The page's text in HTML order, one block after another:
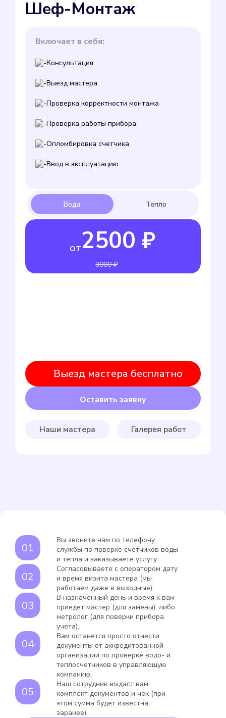
Шеф-Монтаж
Включает в себя:
Консультация
Выезд мастера
Проверка корректности монтажа
Проверка работы прибора
Опломбировка счетчика
Ввод в эксплуатацию
от2500 ₽
3000 ₽
Выезд мастера бесплатно
Оставить заявку
Наши мастера Галерея работ
Вы звоните нам по телефону
службы по поверке счетчиков воды
и тепла и заказываете услугу.
Согласовываете с оператором дату
и время визита мастера (мы
работаем даже в выходные).
В назначенный день и время к вам
приедет мастер (для замены), либо
метролог (для поверки прибора
учета).
Вам останется просто отнести
документы от аккредитованной
организации по проверке водо- и
теплосчетчиков в управляющую
компанию.
Наш сотрудник выдаст вам
комплект документов и чек (при
этом сумма будет известна
заранее).